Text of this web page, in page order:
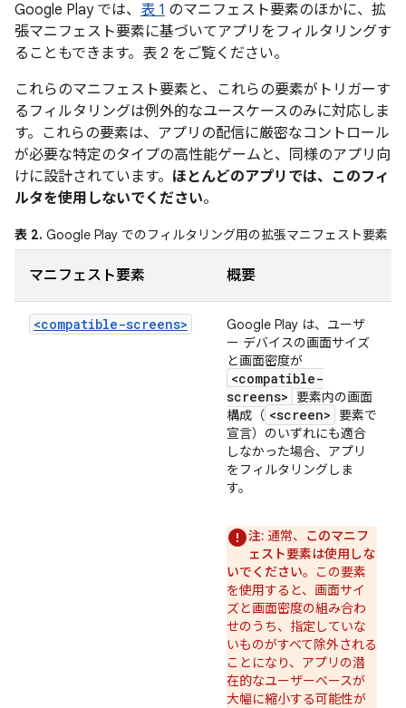
Google Play では、 表 1 のマニフェスト要素のほかに、拡
張マニフェスト要素に基づいてアプリをフィルタリングす
ることもできます。表 2 をご覧ください。
これらのマニフェスト要素と、これらの要素がトリガーす
るフィルタリングは例外的なユースケースのみに対応しま
す。これらの要素は、アプリの配信に厳密なコントロール
が必要な特定のタイプの高性能ゲームと、同様のアプリ向
けに設計されています。 ほとんどのアプリでは、このフィ
ルタを使用しないでください。
表 2. Google Play でのフィルタリング用の拡張マニフェスト要素
マニフェスト要素 概要
<compatible-screens>
Google Play は、ユーザ
ー デバイスの画面サイズ
と画面密度が
<compatible-
screens>
要素内の画面
構成（ <screen>
要素で
宣言）のいずれにも適合
しなかった場合、アプリ
をフィルタリングしま
す。
注: 通常、
このマニフ
ェスト要素は使用しな
いでください。この要素
を使用すると、画面サイ
ズと画面密度の組み合わ
せのうち、指定していな
いものがすべて除外される
ことになり、アプリの潜
在的なユーザーベースが
大幅に縮小する可能性が